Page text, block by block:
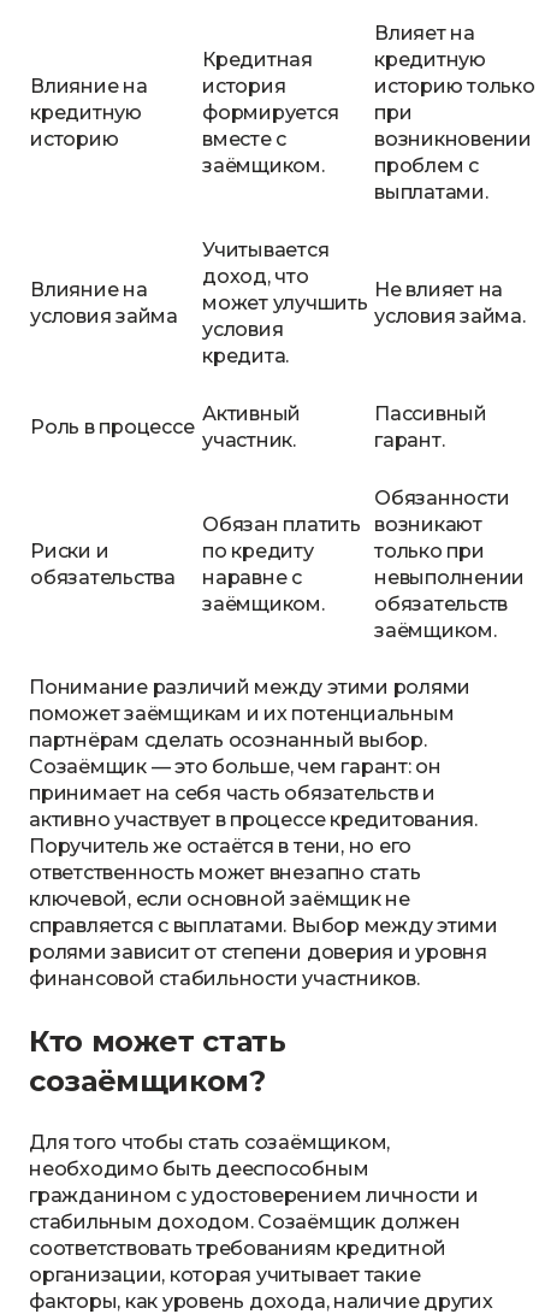
Влияние на
кредитную
историю
Кредитная
история
формируется
вместе с
заёмщиком.
Влияет на
кредитную
историю только
при
возникновении
проблем с
выплатами.
Влияние на
условия займа
Учитывается
доход, что
может улучшить
условия
кредита.
Не влияет на
условия займа.
Роль в процессе
Активный
участник.
Пассивный
гарант.
Риски и
обязательства
Обязан платить
по кредиту
наравне с
заёмщиком.
Обязанности
возникают
только при
невыполнении
обязательств
заёмщиком.
Понимание различий между этими ролями
поможет заёмщикам и их потенциальным
партнёрам сделать осознанный выбор.
Созаёмщик — это больше, чем гарант: он
принимает на себя часть обязательств и
активно участвует в процессе кредитования.
Поручитель же остаётся в тени, но его
ответственность может внезапно стать
ключевой, если основной заёмщик не
справляется с выплатами. Выбор между этими
ролями зависит от степени доверия и уровня
финансовой стабильности участников.
Кто может стать
созаёмщиком?
Для того чтобы стать созаёмщиком,
необходимо быть дееспособным
гражданином с удостоверением личности и
стабильным доходом. Созаёмщик должен
соответствовать требованиям кредитной
организации, которая учитывает такие
факторы, как уровень дохода, наличие других